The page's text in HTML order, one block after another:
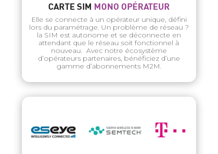
CARTE SIM MONO OPÉRATEUR
Elle se connecte à un opérateur unique, défini
lors du paramétrage. Un problème de réseau ?
la SIM est autonome et se déconnecte en
attendant que le réseau soit fonctionnel à
nouveau. Avec notre écosystème
d’opérateurs partenaires, bénéficiez d’une
gamme d’abonnements M2M.